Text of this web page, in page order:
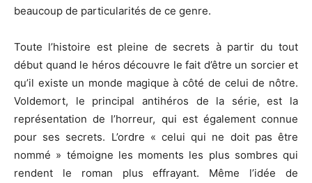
beaucoup de particularités de ce genre.
Toute l’histoire est pleine de secrets à partir du tout
début quand le héros découvre le fait d’être un sorcier et
qu’il existe un monde magique à côté de celui de nôtre.
Voldemort, le principal antihéros de la série, est la
représentation de l’horreur, qui est également connue
pour ses secrets. L’ordre « celui qui ne doit pas être
nommé » témoigne les moments les plus sombres qui
rendent le roman plus effrayant. Même l’idée de